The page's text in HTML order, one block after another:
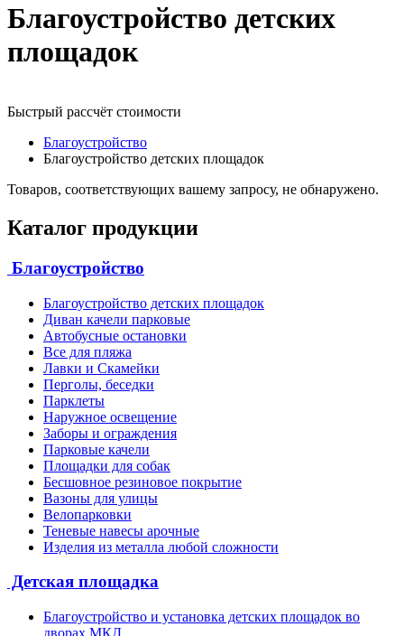
Благоустройство детских
площадок
Быстрый рассчёт стоимости
Благоустройство
Благоустройство детских площадок
Товаров, соответствующих вашему запросу, не обнаружено.
Каталог продукции
Благоустройство
Благоустройство детских площадок
Диван качели парковые
Автобусные остановки
Все для пляжа
Лавки и Скамейки
Перголы, беседки
Парклеты
Наружное освещение
Заборы и ограждения
Парковые качели
Площадки для собак
Бесшовное резиновое покрытие
Вазоны для улицы
Велопарковки
Теневые навесы арочные
Изделия из металла любой сложности
Детская площадка
Благоустройство и установка детских площадок во
дворах МКД